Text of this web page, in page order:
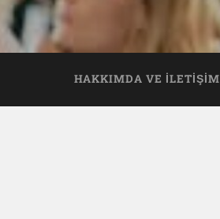
HAKKIMDA VE İLETIŞIM